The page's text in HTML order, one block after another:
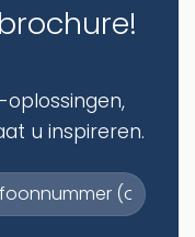
brochure!
u inspireren.